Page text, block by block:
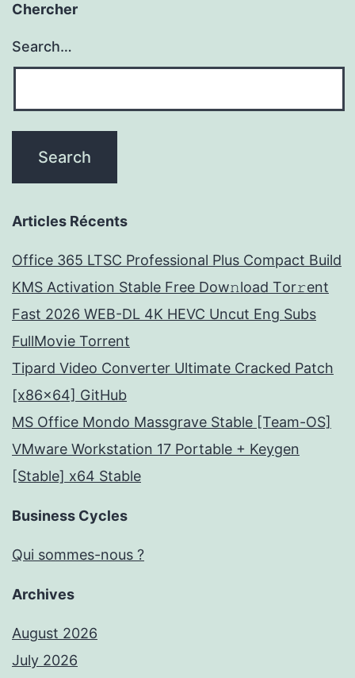
Chercher
Search…
Articles Récents
Office 365 LTSC Professional Plus Compact Build
KMS Activation Stable Frее Dow𝚗load Tоr𝚛ent
Fast 2026 WEB-DL 4K HEVC Uncut Eng Subs
FullMov𝗂e Torrent
Tipard Video Converter Ultimate Cracked Patch
[x86x64] GitHub
MS Office Mondo Massgrave Stable [Team-OS]
VMware Workstation 17 Portable + Keygen
[Stable] x64 Stable
Business Cycles
Qui sommes-nous ?
Archives
August 2026
July 2026